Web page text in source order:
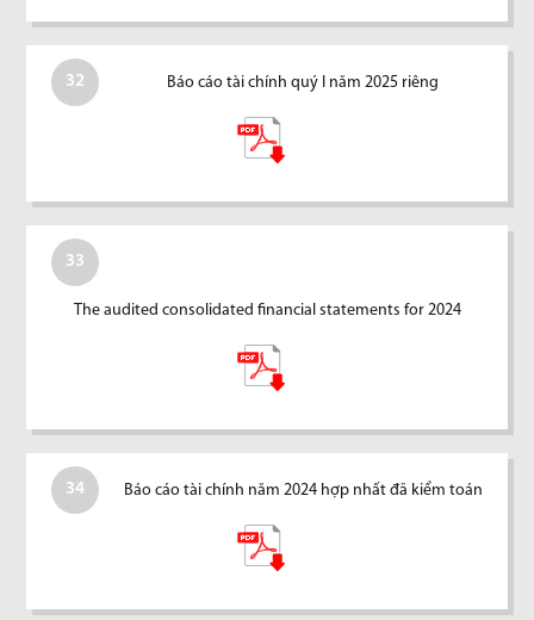
32 Báo cáo tài chính quý I năm 2025 riêng
33
The audited consolidated financial statements for 2024
34 Báo cáo tài chính năm 2024 hợp nhất đã kiểm toán